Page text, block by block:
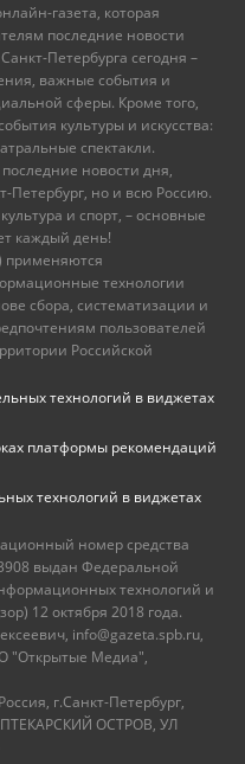
газета, которая
последние новости
Петербурга сегодня –
важные события и
сферы. Кроме того,
культуры и искусства:
спектакли.
новости дня,
Петербург, но и всю Россию.
и спорт, – основные
каждый день!
применяются
технологии
сбора, систематизации и
пользователей
Российской
технологий в виджетах
платформы рекомендаций
технологий в виджетах
номер средства
выдан Федеральной
технологий и
12 октября 2018 года.
info@gazeta.spb.ru,
"Открытые Медиа",
г.Санкт-Петербург,
ОСТРОВ, УЛ